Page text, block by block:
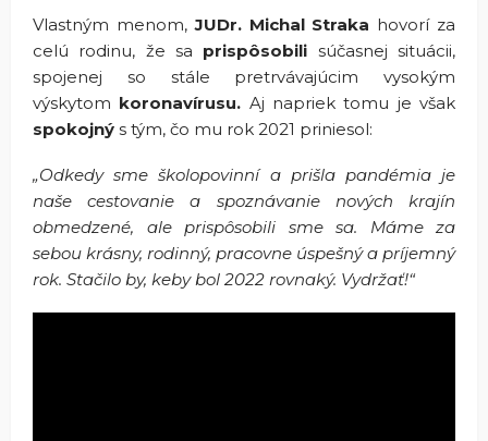
Vlastným menom,JUDr. Michal Straka hovorí za
celú rodinu, že sa prispôsobili súčasnej situácii,
spojenej so stále pretrvávajúcim vysokým
výskytom koronavírusu. Aj napriek tomu je však
spokojný s tým, čo mu rok 2021 priniesol:
„Odkedy sme školopovinní a prišla pandémia je
naše cestovanie a spoznávanie nových krajín
obmedzené, ale prispôsobili sme sa. Máme za
sebou krásny, rodinný, pracovne úspešný a príjemný
rok. Stačilo by, keby bol 2022 rovnaký. Vydržať!“